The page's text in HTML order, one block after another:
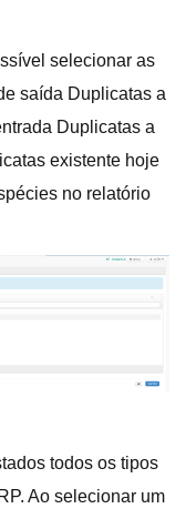
selecionar as
saída Duplicatas a
Duplicatas a
existente hoje
no relatório
todos os tipos
Ao selecionar um